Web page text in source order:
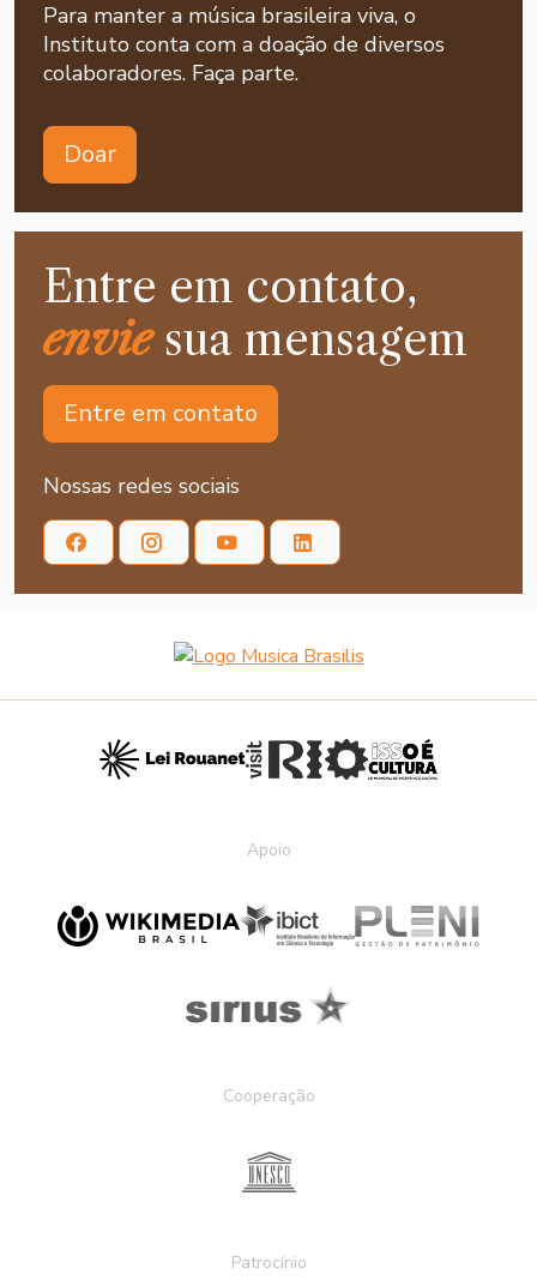
Para manter a música brasileira viva, o
Instituto conta com a doação de diversos
colaboradores. Faça parte.
Doar
Entre em contato,
enviesua mensagem
Entre em contato
Nossas redes sociais
Apoio
Cooperação
Patrocínio